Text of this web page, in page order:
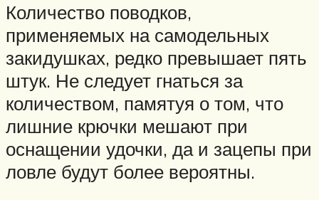
Количество поводков,
применяемых на самодельных
закидушках, редко превышает пять
штук. Не следует гнаться за
количеством, памятуя о том, что
лишние крючки мешают при
оснащении удочки, да и зацепы при
ловле будут более вероятны.